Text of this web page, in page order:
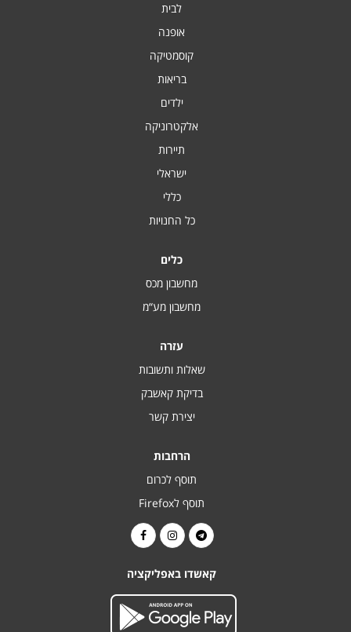
לבית
אופנה
קוסמטיקה
בריאות
ילדים
אלקטרוניקה
תיירות
ישראלי
כללי
כל החנויות
כלים
מחשבון מכס
מחשבון מע“מ
עזרה
שאלות ותשובות
בדיקת קאשבק
יצירת קשר
הרחבות
תוסף לכרום
תוסף לFirefox
קאשדו באפליקציה